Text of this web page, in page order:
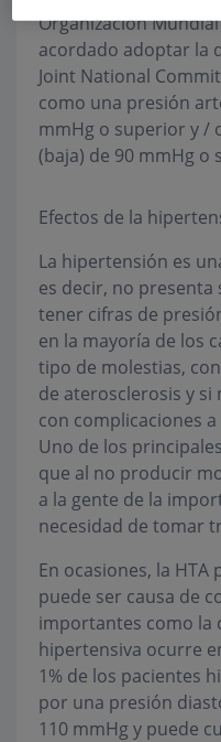
Organización
acordado adoptar la
Joint National
como una presión
mmHg o superior y /
(baja) de 90 mmHg o
Efectos de la
La hipertensión es
es decir, no
tener cifras de
en la mayoría de los
tipo de molestias,
de aterosclerosis y
con complicaciones
Uno de los
que al no producir
a la gente de la
necesidad de tomar
En ocasiones, la
puede ser causa de
importantes como la
hipertensiva ocurre
1% de los pacientes
por una presión
110 mmHg y puede